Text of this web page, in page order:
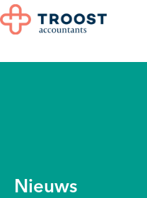
Nieuws